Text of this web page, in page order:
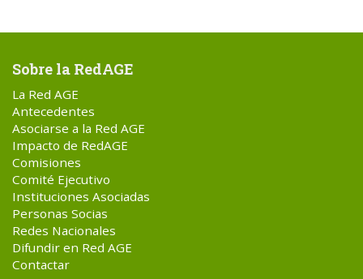
Sobre la RedAGE
La Red AGE
Antecedentes
Asociarse a la Red AGE
Impacto de RedAGE
Comisiones
Comité Ejecutivo
Instituciones Asociadas
Personas Socias
Redes Nacionales
Difundir en Red AGE
Contactar